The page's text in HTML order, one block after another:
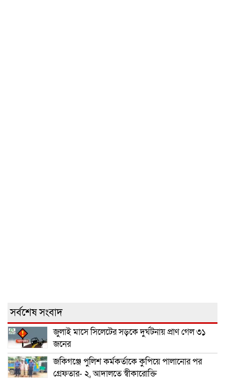
সর্বশেষ সংবাদ
জুলাই মাসে সিলেটের সড়কে দুর্ঘটনায় প্রাণ গেল ৩১
জনের
জকিগঞ্জে পুলিশ কর্মকর্তাকে কুপিয়ে পালানোর পর
গ্রেফতার- ২, আদালতে স্বীকারোক্তি